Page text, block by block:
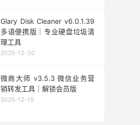
Glary Disk Cleaner v6.0.1.39
多语便携版｜专业硬盘垃圾清
理工具
2025-12-30
微商大师 v3.5.3 微信业务营
销转发工具｜解锁会员版
2025-12-18